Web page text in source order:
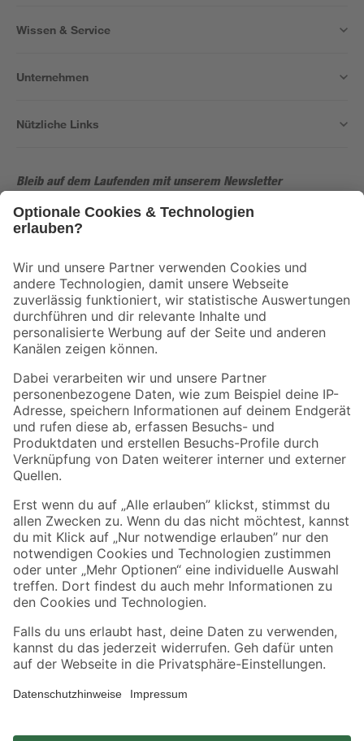
Wissen & Service
Unternehmen
Nützliche Links
Bleib auf dem Laufenden mit unserem Newsletter
Der toom Newsletter: Keine Angebote und Aktionen mehr verpassen!
Folge uns
Zahlungsarten Versandarten
Sicher einkaufen
Jetzt die toom-App herunterladen
Alle Preisangaben in EUR inkl. gesetzl. MwSt.. Die dargestellten Angebote sind unter
Umständen nicht in allen Märkten verfügbar. Die angegebenen Verfügbarkeiten beziehen
sich auf den unter "Mein Markt" ausgewählten toom Baumarkt. Alle Angebote und
*Paketversand ab 59 € versandkostenfrei, gilt nicht für Artikel mit Speditionsversand, hier
fallen zusätzliche Versandkosten an.